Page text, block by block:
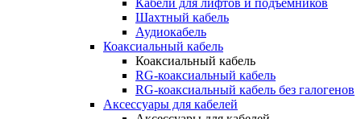
Кабели для лифтов и подъемников
Шахтный кабель
Аудиокабель
Коаксиальный кабель
Коаксиальный кабель
RG-коаксиальный кабель
RG-коаксиальный кабель без галогенов
Аксессуары для кабелей